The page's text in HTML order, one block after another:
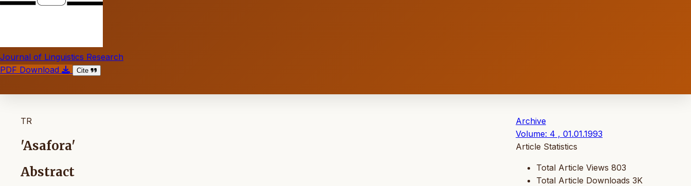
Journal of Linguistics Research
PDF Download
Cite
TR
'Asafora'
Abstract
Archive
Volume: 4 , 01.01.1993
Article Statistics
Total Article Views 803
Total Article Downloads 3K